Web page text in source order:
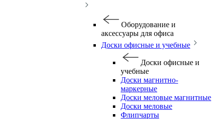
Оборудование и
аксессуары для офиса
Доски офисные и учебные
Доски офисные и
учебные
Доски магнитно-
маркерные
Доски меловые магнитные
Доски меловые
Флипчарты